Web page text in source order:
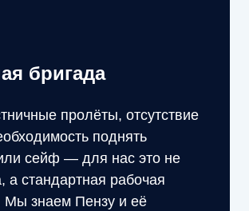
бригада
пролёты, отсутствие
поднять
сейф — для нас это не
а стандартная рабочая
Мы знаем Пензу и её